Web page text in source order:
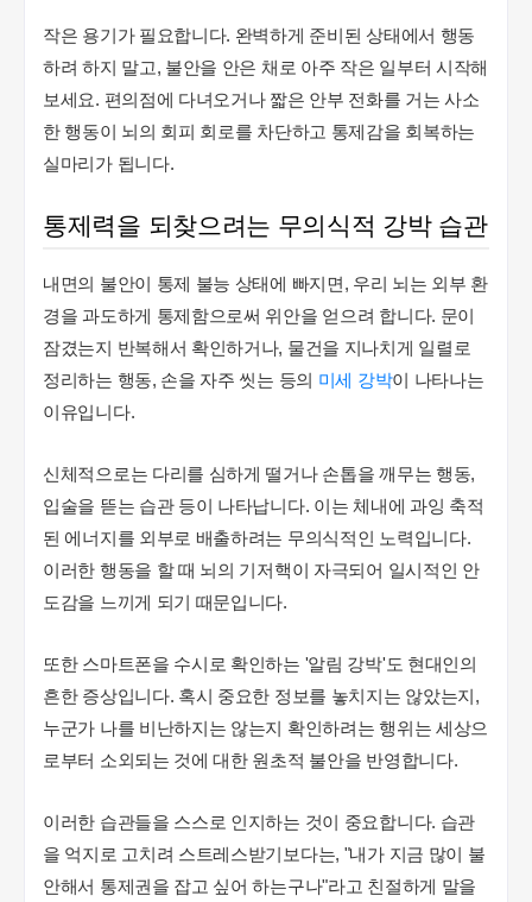
작은 용기가 필요합니다. 완벽하게 준비된 상태에서 행동
하려 하지 말고, 불안을 안은 채로 아주 작은 일부터 시작해
보세요. 편의점에 다녀오거나 짧은 안부 전화를 거는 사소
한 행동이 뇌의 회피 회로를 차단하고 통제감을 회복하는
실마리가 됩니다.
통제력을 되찾으려는 무의식적 강박 습관
내면의 불안이 통제 불능 상태에 빠지면, 우리 뇌는 외부 환
경을 과도하게 통제함으로써 위안을 얻으려 합니다. 문이
잠겼는지 반복해서 확인하거나, 물건을 지나치게 일렬로
정리하는 행동, 손을 자주 씻는 등의 미세 강박이 나타나는
이유입니다.
신체적으로는 다리를 심하게 떨거나 손톱을 깨무는 행동,
입술을 뜯는 습관 등이 나타납니다. 이는 체내에 과잉 축적
된 에너지를 외부로 배출하려는 무의식적인 노력입니다.
이러한 행동을 할 때 뇌의 기저핵이 자극되어 일시적인 안
도감을 느끼게 되기 때문입니다.
또한 스마트폰을 수시로 확인하는 '알림 강박'도 현대인의
흔한 증상입니다. 혹시 중요한 정보를 놓치지는 않았는지,
누군가 나를 비난하지는 않는지 확인하려는 행위는 세상으
로부터 소외되는 것에 대한 원초적 불안을 반영합니다.
이러한 습관들을 스스로 인지하는 것이 중요합니다. 습관
을 억지로 고치려 스트레스받기보다는, "내가 지금 많이 불
안해서 통제권을 잡고 싶어 하는구나"라고 친절하게 말을